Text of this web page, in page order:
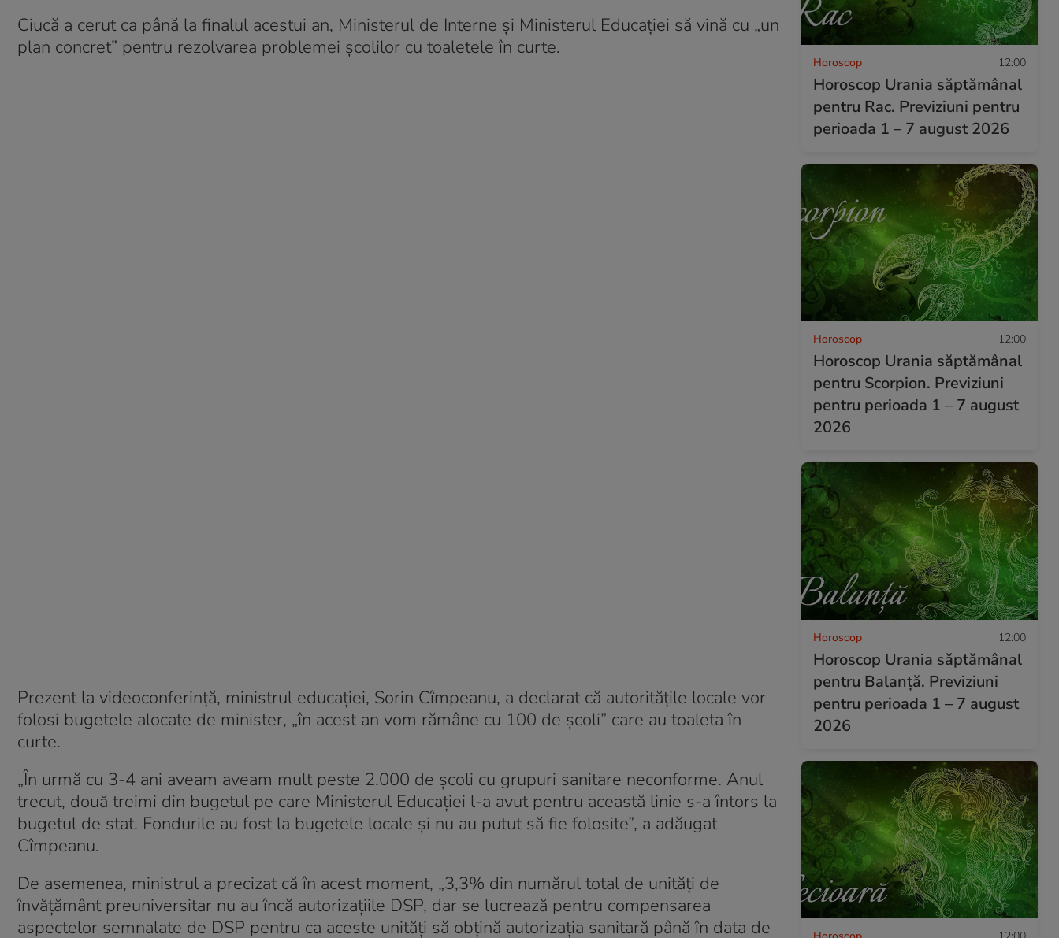
Ciucă a cerut ca până la finalul acestui an, Ministerul de Interne și Ministerul Educației să vină cu „un
plan concret” pentru rezolvarea problemei școlilor cu toaletele în curte.
Prezent la videoconferință, ministrul educației, Sorin Cîmpeanu, a declarat că autoritățile locale vor
folosi bugetele alocate de minister, „în acest an vom rămâne cu 100 de școli” care au toaleta în
curte.
„În urmă cu 3-4 ani aveam aveam mult peste 2.000 de școli cu grupuri sanitare neconforme. Anul
trecut, două treimi din bugetul pe care Ministerul Educației l-a avut pentru această linie s-a întors la
bugetul de stat. Fondurile au fost la bugetele locale și nu au putut să fie folosite”, a adăugat
Cîmpeanu.
De asemenea, ministrul a precizat că în acest moment, „3,3% din numărul total de unități de
învățământ preuniversitar nu au încă autorizațiile DSP, dar se lucrează pentru compensarea
aspectelor semnalate de DSP pentru ca aceste unități să obțină autorizația sanitară până în data de
Horoscop 12:00
Horoscop Urania săptămânal
pentru Rac. Previziuni pentru
perioada 1 – 7 august 2026
Horoscop 12:00
Horoscop Urania săptămânal
pentru Scorpion. Previziuni
pentru perioada 1 – 7 august
2026
Horoscop 12:00
Horoscop Urania săptămânal
pentru Balanță. Previziuni
pentru perioada 1 – 7 august
2026